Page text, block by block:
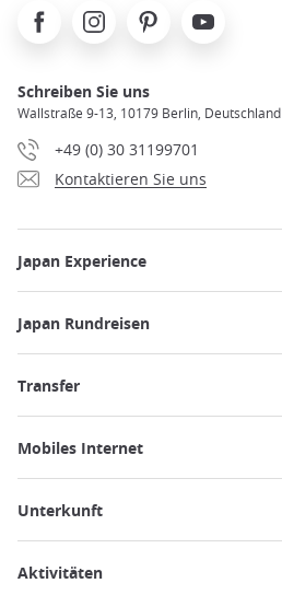
FacebookInstagramPinterest Youtube
Schreiben Sie uns
Wallstraße 9-13, 10179 Berlin, Deutschland
+49 (0) 30 31199701
Kontaktieren Sie uns
Japan Experience
Japan Rundreisen
Transfer
Mobiles Internet
Unterkunft
Aktivitäten